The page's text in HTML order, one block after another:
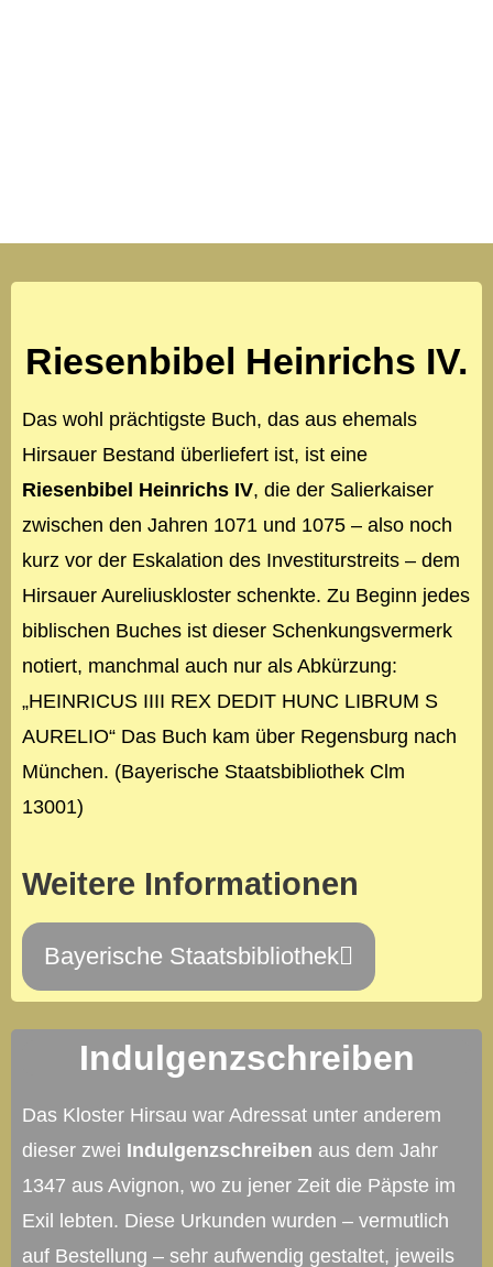
Riesenbibel Heinrichs IV.
Das wohl prächtigste Buch, das aus ehemals
Hirsauer Bestand überliefert ist, ist eine
Riesenbibel Heinrichs IV, die der Salierkaiser
zwischen den Jahren 1071 und 1075 – also noch
kurz vor der Eskalation des Investiturstreits – dem
Hirsauer Aureliuskloster schenkte. Zu Beginn jedes
biblischen Buches ist dieser Schenkungsvermerk
notiert, manchmal auch nur als Abkürzung:
„HEINRICUS IIII REX DEDIT HUNC LIBRUM S
AURELIO“ Das Buch kam über Regensburg nach
München. (Bayerische Staatsbibliothek Clm
13001)
Weitere Informationen
Bayerische Staatsbibliothek
Indulgenzschreiben
Das Kloster Hirsau war Adressat unter anderem
dieser zwei Indulgenzschreiben aus dem Jahr
1347 aus Avignon, wo zu jener Zeit die Päpste im
Exil lebten. Diese Urkunden wurden – vermutlich
auf Bestellung – sehr aufwendig gestaltet, jeweils